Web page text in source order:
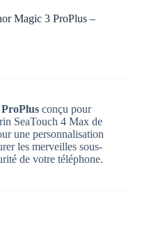
Magic 3 ProPlus –
conçu pour
SeaTouch 4 Max de
une personnalisation
les merveilles sous-
de votre téléphone.